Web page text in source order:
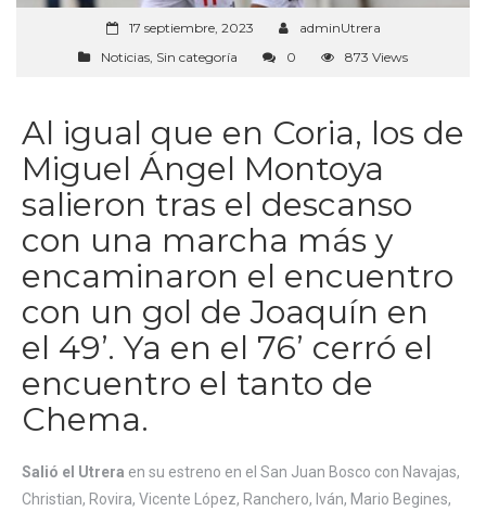
17 septiembre, 2023
adminUtrera
Noticias, Sin categoría 0 873 Views
Al igual que en Coria, los de
Miguel Ángel Montoya
salieron tras el descanso
con una marcha más y
encaminaron el encuentro
con un gol de Joaquín en
el 49’. Ya en el 76’ cerró el
encuentro el tanto de
Chema.
Salió el Utrera en su estreno en el San Juan Bosco con Navajas,
Christian, Rovira, Vicente López, Ranchero, Iván, Mario Begines,